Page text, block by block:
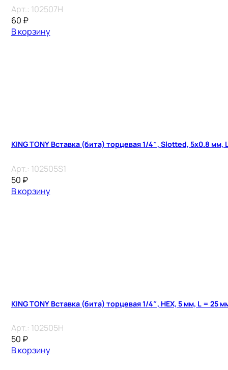
Арт.: 102507H
60 ₽
В корзину
KING TONY Вставка (бита) торцевая 1/4″, Slotted, 5х0.8 мм,
Арт.: 102505S1
50 ₽
В корзину
KING TONY Вставка (бита) торцевая 1/4″, HEX, 5 мм, L = 25
Арт.: 102505H
50 ₽
В корзину